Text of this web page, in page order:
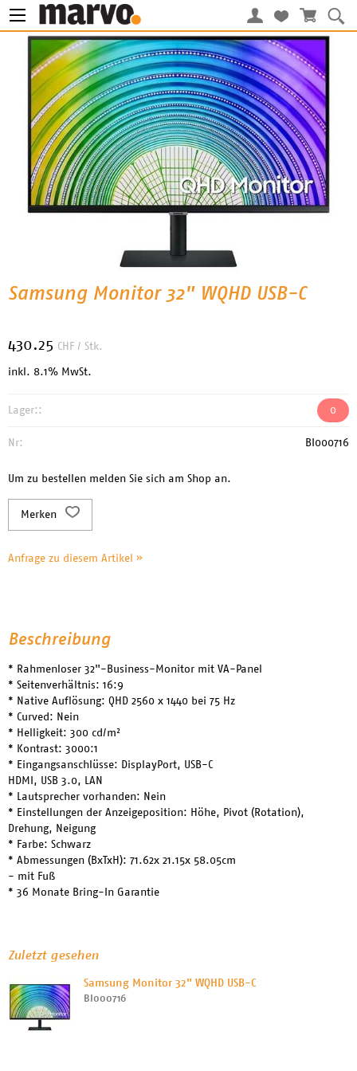
Samsung Monitor 32" WQHD USB-C
430.25 CHF / Stk.
inkl. 8.1% MwSt.
Lager:: 0
Nr: BI000716
Um zu bestellen melden Sie sich am Shop an.
Merken
Anfrage zu diesem Artikel »
Beschreibung
* Rahmenloser 32"-Business-Monitor mit VA-Panel
* Seitenverhältnis: 16:9
* Native Auflösung: QHD 2560 x 1440 bei 75 Hz
* Curved: Nein
* Helligkeit: 300 cd/m²
* Kontrast: 3000:1
* Eingangsanschlüsse: DisplayPort, USB-C
HDMI, USB 3.0, LAN
* Lautsprecher vorhanden: Nein
* Einstellungen der Anzeigeposition: Höhe, Pivot (Rotation),
Drehung, Neigung
* Farbe: Schwarz
* Abmessungen (BxTxH): 71.62x 21.15x 58.05cm
- mit Fuß
* 36 Monate Bring-In Garantie
Zuletzt gesehen
Samsung Monitor 32" WQHD USB-C
BI000716